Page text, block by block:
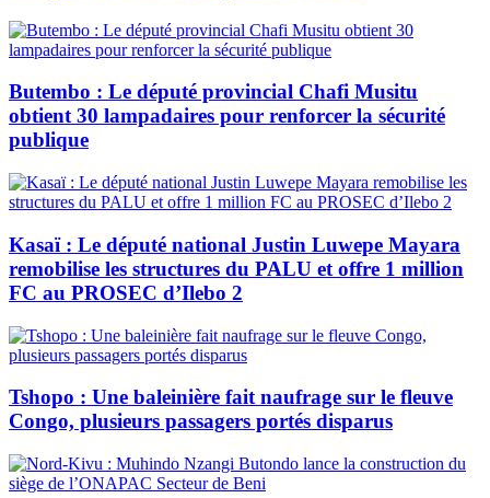
Butembo : Le député provincial Chafi Musitu
obtient 30 lampadaires pour renforcer la sécurité
publique
Kasaï : Le député national Justin Luwepe Mayara
remobilise les structures du PALU et offre 1 million
FC au PROSEC d’Ilebo 2
Tshopo : Une baleinière fait naufrage sur le fleuve
Congo, plusieurs passagers portés disparus